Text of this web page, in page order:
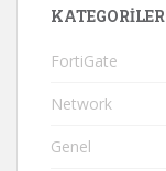
KATEGORILER
FortiGate
Network
Genel